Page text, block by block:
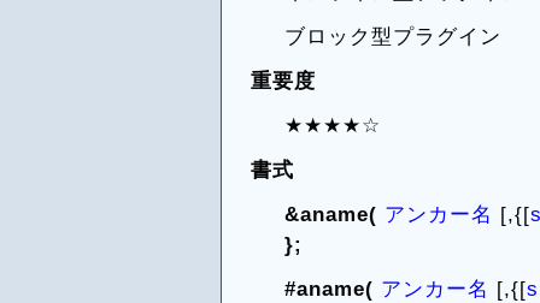
ブロック型プラグイン
重要度
★★★★☆
書式
&aname( アンカー名 [,{[
};
#aname( アンカー名 [,{[